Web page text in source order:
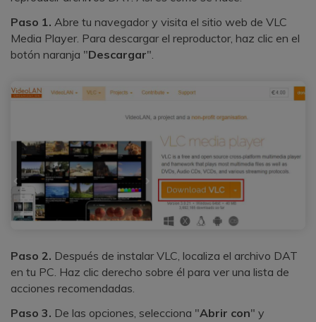
Paso 1. Abre tu navegador y visita el sitio web de VLC
Media Player. Para descargar el reproductor, haz clic en el
botón naranja "Descargar".
Paso 2. Después de instalar VLC, localiza el archivo DAT
en tu PC. Haz clic derecho sobre él para ver una lista de
acciones recomendadas.
Paso 3. De las opciones, selecciona "Abrir con" y